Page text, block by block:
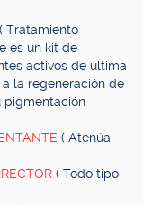
( Tratamiento
es un kit de
activos de última
la regeneración de
pigmentación
( Atenúa
( Todo tipo